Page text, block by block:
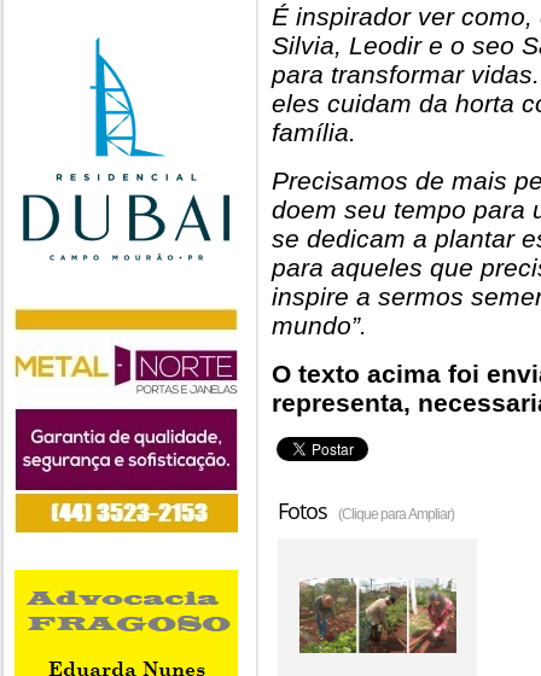
É inspirador ver
Silvia, Leodir e o seo
para transformar
eles cuidam da horta
família.
Precisamos de mais
doem seu tempo para
se dedicam a plantar
para aqueles que
inspire a sermos
mundo”.
O texto acima foi
representa,
Fotos (Clique para Ampliar)